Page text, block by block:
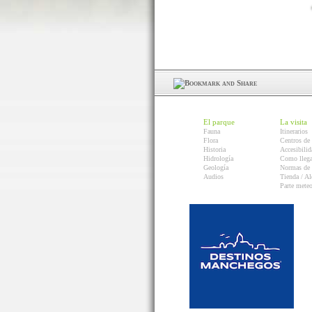
El parque
Fauna
Flora
Historia
Hidrología
Geología
Audios
La visita
Itinerarios
Centros de
Como
Normas
Tienda /
Parte